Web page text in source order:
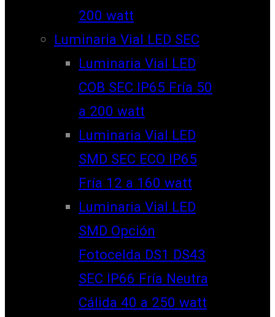
200 watt
Luminaria Vial LED SEC
Luminaria Vial LED
COB SEC IP65 Fría 50
a 200 watt
Luminaria Vial LED
SMD SEC ECO IP65
Fría 12 a 160 watt
Luminaria Vial LED
SMD Opción
Fotocelda DS1 DS43
SEC IP66 Fría Neutra
Cálida 40 a 250 watt